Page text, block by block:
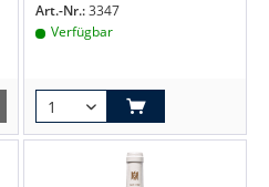
Art.-Nr.:3347
Verfügbar